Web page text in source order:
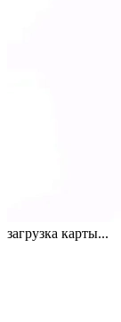
загрузка карты...